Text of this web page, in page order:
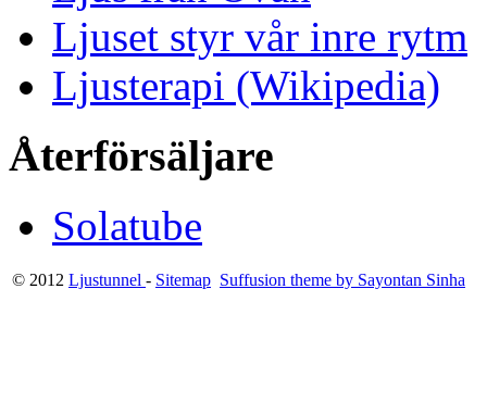
Ljuset styr vår inre rytm
Ljusterapi (Wikipedia)
Återförsäljare
Solatube
© 2012 Ljustunnel - Sitemap Suffusion theme by Sayontan Sinha